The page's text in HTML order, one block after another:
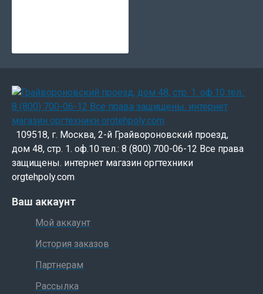
109518, г. Москва, 2-й Грайвороновский проезд,
дом 48, стр. 1. оф.10 тел.: 8 (800) 700-06-12 Все права
защищены. интернет магазин оргтехники
orgtehpoly.com
Ваш аккаунт
Мой аккаунт
История заказов
Партнерам
Рассылка